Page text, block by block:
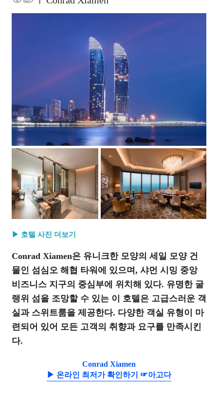
▶ 호텔 사진 더보기
Conrad Xiamen은 유니크한 모양의 세일 모양 건
물인 섬심오 해협 타워에 있으며, 샤먼 시밍 중앙
비즈니스 지구의 중심부에 위치해 있다. 유명한 굴
랭위 섬을 조망할 수 있는 이 호텔은 고급스러운 객
실과 스위트룸을 제공한다. 다양한 객실 유형이 마
련되어 있어 모든 고객의 취향과 요구를 만족시킨
다.
Conrad Xiamen
▶ 온라인 최저가 확인하기 ☞아고다